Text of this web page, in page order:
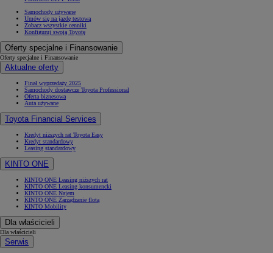
Samochody używane
Umów się na jazdę testową
Zobacz wszystkie cenniki
Konfiguruj swoją Toyotę
Oferty specjalne i Finansowanie
Oferty specjalne i Finansowanie
Aktualne oferty
Finał wyprzedaży 2025
Samochody dostawcze Toyota Professional
Oferta biznesowa
Auta używane
Toyota Financial Services
Kredyt niższych rat Toyota Easy
Kredyt standardowy
Leasing standardowy
KINTO ONE
KINTO ONE Leasing niższych rat
KINTO ONE Leasing konsumencki
KINTO ONE Najem
KINTO ONE Zarządzanie flotą
KINTO Mobility
Dla właścicieli
Dla właścicieli
Serwis